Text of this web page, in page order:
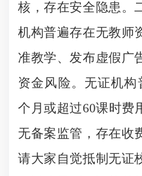
核，存在安全隐患。
机构普遍存在无教师
准教学、发布虚假广
资金风险。无证机
个月或超过60课时费
无备案监管，存在收
请大家自觉抵制无证